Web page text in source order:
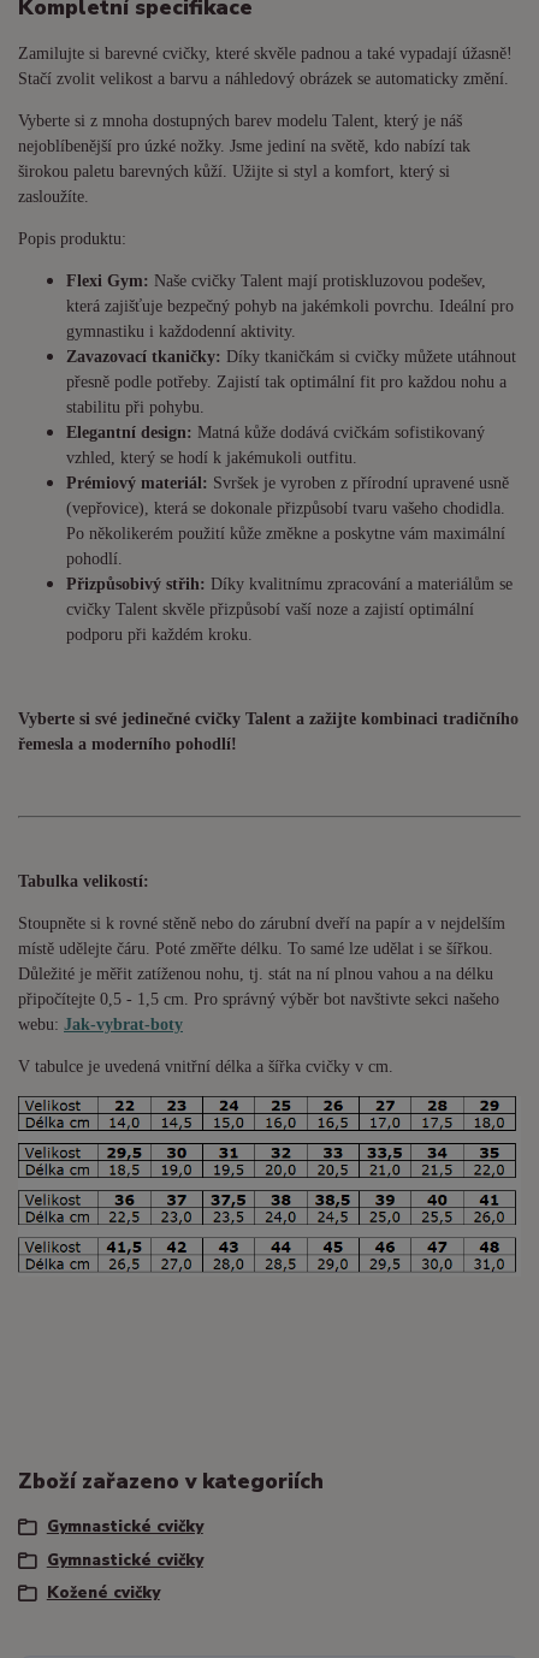
Kompletní specifikace
Zamilujte si barevné cvičky, které skvěle padnou a také vypadají úžasně!
Stačí zvolit velikost a barvu a náhledový obrázek se automaticky změní.
Vyberte si z mnoha dostupných barev modelu Talent, který je náš
nejoblíbenější pro úzké nožky. Jsme jediní na světě, kdo nabízí tak
širokou paletu barevných kůží. Užijte si styl a komfort, který si
zasloužíte.
Popis produktu:
Flexi Gym: Naše cvičky Talent mají protiskluzovou podešev,
která zajišťuje bezpečný pohyb na jakémkoli povrchu. Ideální pro
gymnastiku i každodenní aktivity.
Zavazovací tkaničky: Díky tkaničkám si cvičky můžete utáhnout
přesně podle potřeby. Zajistí tak optimální fit pro každou nohu a
stabilitu při pohybu.
Elegantní design: Matná kůže dodává cvičkám sofistikovaný
vzhled, který se hodí k jakémukoli outfitu.
Prémiový materiál: Svršek je vyroben z přírodní upravené usně
(vepřovice), která se dokonale přizpůsobí tvaru vašeho chodidla.
Po několikerém použití kůže změkne a poskytne vám maximální
pohodlí.
Přizpůsobivý střih: Díky kvalitnímu zpracování a materiálům se
cvičky Talent skvěle přizpůsobí vaší noze a zajistí optimální
podporu při každém kroku.
Vyberte si své jedinečné cvičky Talent a zažijte kombinaci tradičního
řemesla a moderního pohodlí!
Tabulka velikostí:
Stoupněte si k rovné stěně nebo do zárubní dveří na papír a v nejdelším
místě udělejte čáru. Poté změřte délku. To samé lze udělat i se šířkou.
Důležité je měřit zatíženou nohu, tj. stát na ní plnou vahou a na délku
připočítejte 0,5 - 1,5 cm. Pro správný výběr bot navštivte sekci našeho
webu: Jak-vybrat-boty
V tabulce je uvedená vnitřní délka a šířka cvičky v cm.
Zboží zařazeno v kategoriích
Gymnastické cvičky
Gymnastické cvičky
Kožené cvičky